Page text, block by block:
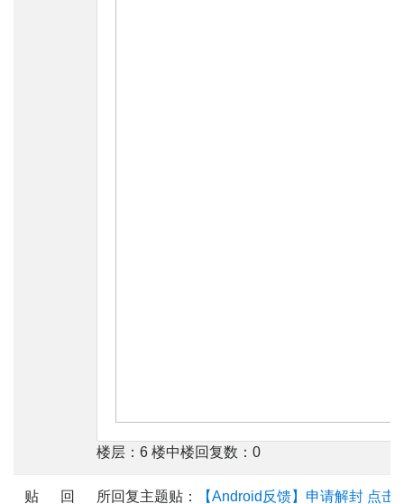
楼层：6 楼中楼回复数：0
贴
回
所回复主题贴： 【Android反馈】申请解封 点击